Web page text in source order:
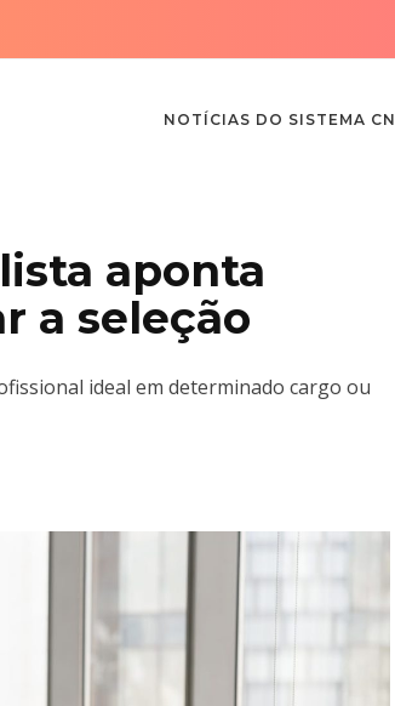
NOTÍCIAS DO SISTEMA
aponta
a seleção
ideal em determinado cargo ou